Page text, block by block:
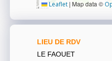
Leaflet | Map data ©
LIEU DE RDV
LE FAOUET